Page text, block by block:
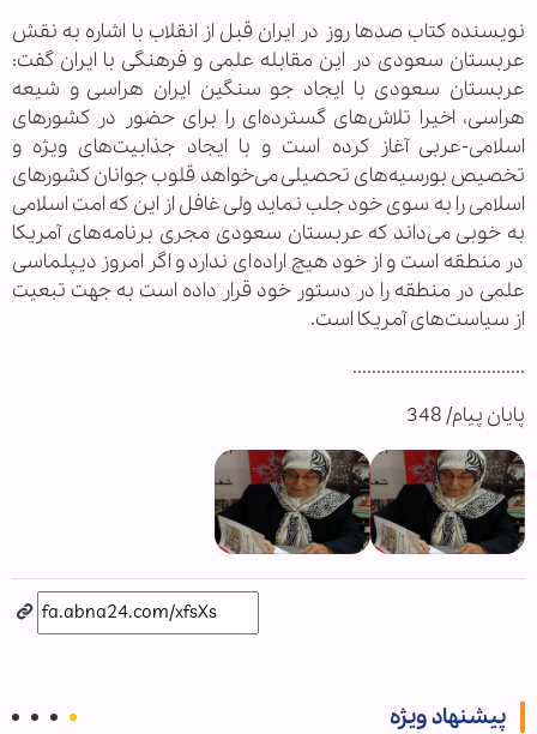
نویسنده کتاب صدها روز در ایران قبل از انقلاب با اشاره به نقش
عربستان سعودی در این مقابله علمی و فرهنگی با ایران گفت:
عربستان سعودی با ایجاد جو سنگین ایران هراسی و شیعه
هراسی، اخیرا تلاش‌های گسترده‌ای را برای حضور در کشورهای
اسلامی-عربی آغاز کرده است و با ایجاد جذابیت‌های ویژه و
تخصیص بورسیه‌های تحصیلی می‌خواهد قلوب جوانان کشورهای
اسلامی را به سوی خود جلب نماید ولی غافل از این که امت اسلامی
به خوبی می‌داند که عربستان سعودی مجری برنامه‌های آمریکا
در منطقه است و از خود هیچ اراده‌ای ندارد و اگر امروز دیپلماسی
علمی در منطقه را در دستور خود قرار داده است به جهت تبعیت
از سیاست‌های آمریکا است.
....................................
پایان پیام/ 348
پیشنهاد ویژه